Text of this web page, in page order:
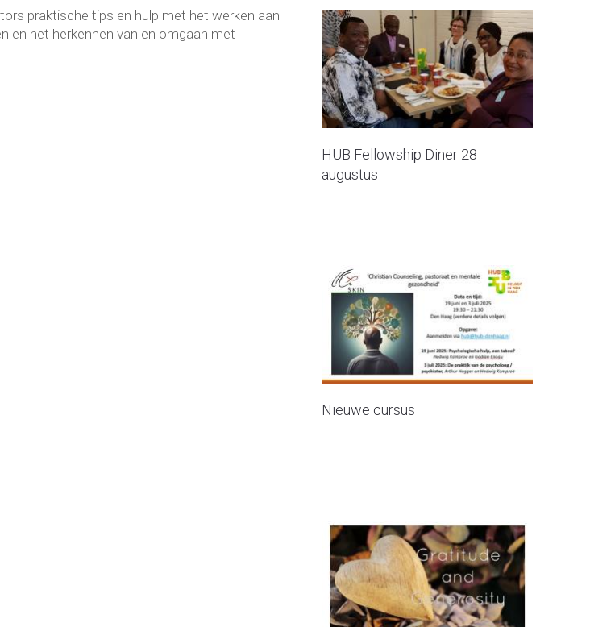
praktische tips en hulp met het werken aan
en het herkennen van en omgaan met
HUB Fellowship Diner 28
augustus
Nieuwe cursus